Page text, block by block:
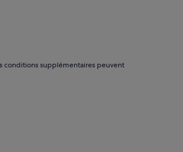
conditions supplémentaires peuvent